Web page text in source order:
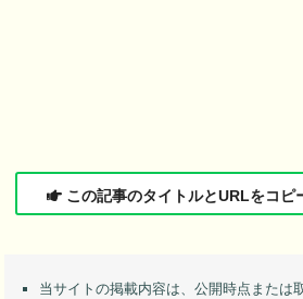
この記事のタイトルとURLをコピ
当サイトの掲載内容は、公開時点または